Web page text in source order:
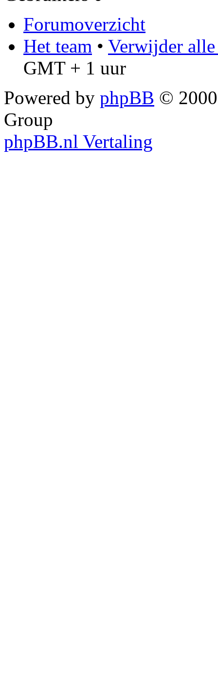
Forumoverzicht
Het team • Verwijder
GMT + 1 uur
Powered by phpBB ©
Group
phpBB.nl Vertaling